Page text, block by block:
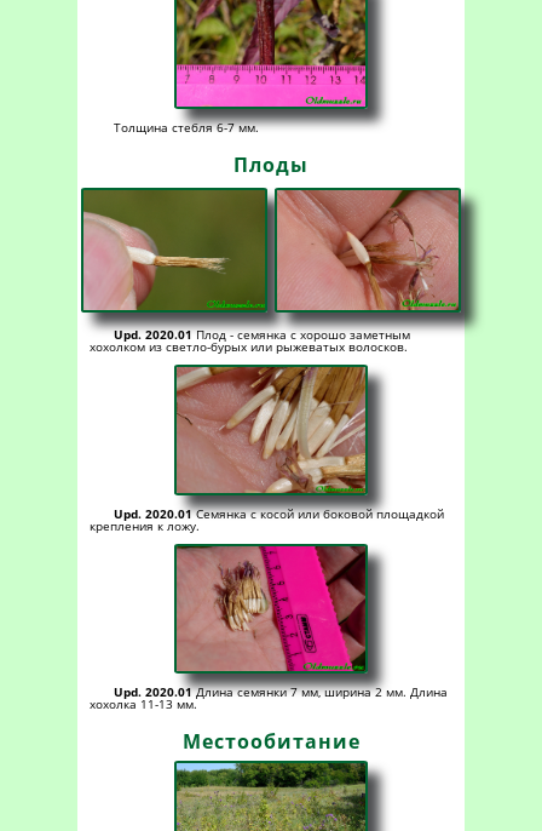
Толщина стебля 6-7 мм.
Плоды
Upd. 2020.01Плод - семянка с хорошо заметным
хохолком из светло-бурых или рыжеватых волосков.
Upd. 2020.01Семянка с косой или боковой площадкой
крепления к ложу.
Upd. 2020.01Длина семянки 7 мм, ширина 2 мм. Длина
хохолка 11-13 мм.
Местообитание